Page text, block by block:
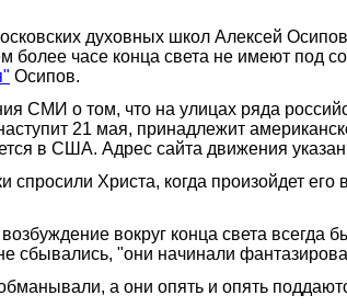
духовных школ Алексей Осипов
более часе конца света не имеют
Осипов.
СМИ о том, что на улицах ряда
21 мая, принадлежит
в США. Адрес сайта движения
спросили Христа, когда произойдет
вокруг конца света
сбывались, "они начинали
а они опять и опять